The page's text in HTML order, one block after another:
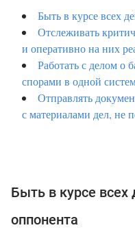
Быть в курсе всех
Отслеживать
и оперативно на них
Работать с делом о
спорами в одной
Отправлять
с материалами дел, не
Быть в курсе всех
оппонента